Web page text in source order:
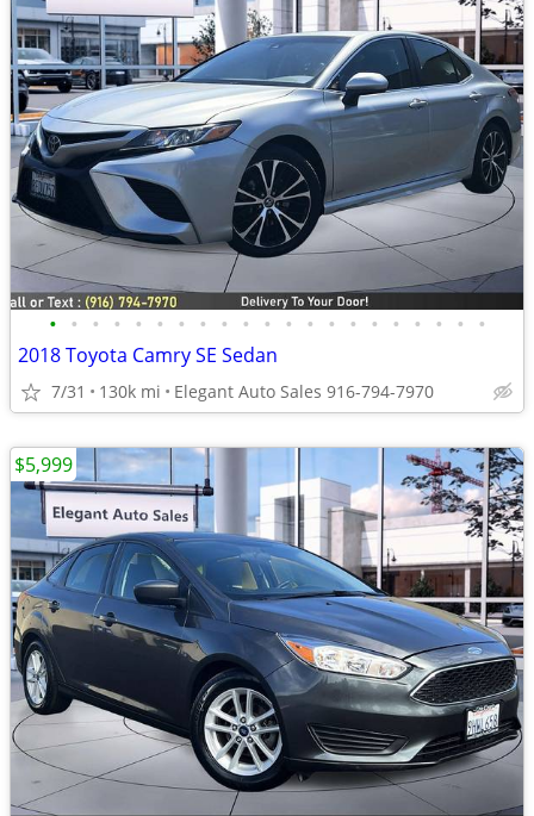
• • • • • • • • • • • • • • • • • • • • •
2018 Toyota Camry SE Sedan
7/31 130k mi Elegant Auto Sales 916-794-7970
$5,999